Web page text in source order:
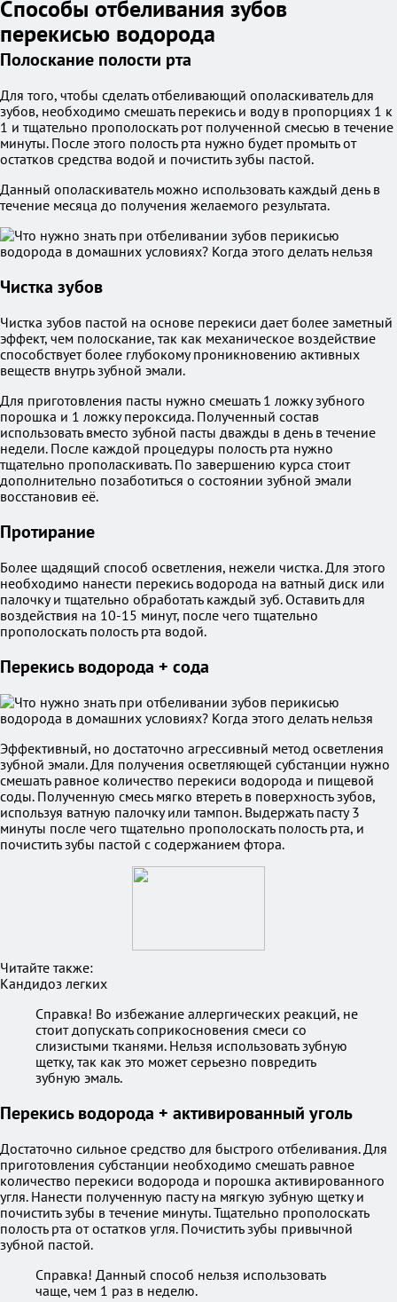
Способы отбеливания зубов
перекисью водорода
Полоскание полости рта
Для того, чтобы сделать отбеливающий ополаскиватель для
зубов, необходимо смешать перекись и воду в пропорциях 1 к
1 и тщательно прополоскать рот полученной смесью в течение
минуты. После этого полость рта нужно будет промыть от
остатков средства водой и почистить зубы пастой.
Данный ополаскиватель можно использовать каждый день в
течение месяца до получения желаемого результата.
Чистка зубов
Чистка зубов пастой на основе перекиси дает более заметный
эффект, чем полоскание, так как механическое воздействие
способствует более глубокому проникновению активных
веществ внутрь зубной эмали.
Для приготовления пасты нужно смешать 1 ложку зубного
порошка и 1 ложку пероксида. Полученный состав
использовать вместо зубной пасты дважды в день в течение
недели. После каждой процедуры полость рта нужно
тщательно прополаскивать. По завершению курса стоит
дополнительно позаботиться о состоянии зубной эмали
восстановив её.
Протирание
Более щадящий способ осветления, нежели чистка. Для этого
необходимо нанести перекись водорода на ватный диск или
палочку и тщательно обработать каждый зуб. Оставить для
воздействия на 10-15 минут, после чего тщательно
прополоскать полость рта водой.
Перекись водорода + сода
Эффективный, но достаточно агрессивный метод осветления
зубной эмали. Для получения осветляющей субстанции нужно
смешать равное количество перекиси водорода и пищевой
соды. Полученную смесь мягко втереть в поверхность зубов,
используя ватную палочку или тампон. Выдержать пасту 3
минуты после чего тщательно прополоскать полость рта, и
почистить зубы пастой с содержанием фтора.
Читайте также:
Кандидоз легких
Справка! Во избежание аллергических реакций, не
стоит допускать соприкосновения смеси со
слизистыми тканями. Нельзя использовать зубную
щетку, так как это может серьезно повредить
зубную эмаль.
Перекись водорода + активированный уголь
Достаточно сильное средство для быстрого отбеливания. Для
приготовления субстанции необходимо смешать равное
количество перекиси водорода и порошка активированного
угля. Нанести полученную пасту на мягкую зубную щетку и
почистить зубы в течение минуты. Тщательно прополоскать
полость рта от остатков угля. Почистить зубы привычной
зубной пастой.
Справка! Данный способ нельзя использовать
чаще, чем 1 раз в неделю.